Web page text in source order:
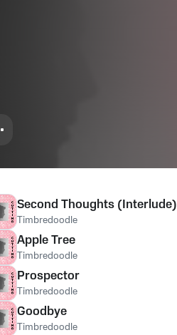
Second Thoughts (Interlude)
Timbredoodle
Apple Tree
Timbredoodle
Prospector
Timbredoodle
Goodbye
Timbredoodle